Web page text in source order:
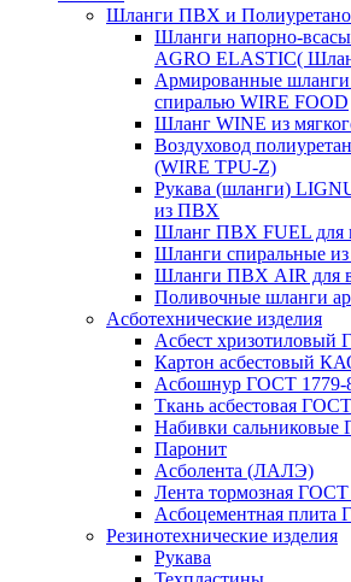
Шланги ПВХ и
Шланги напорно-
AGRO ELASTIC(
Армированные
спиралью WIRE FOOD
Шланг WINE из
Воздуховод
(WIRE TPU-Z)
Рукава (шланги)
из ПВХ
Шланг ПВХ FUEL для
Шланги спиральные
Шланги ПВХ AIR для
Поливочные шланги
Асботехнические изделия
Асбест хризотиловый
Картон aсбестовый
Асбошнур ГОСТ 1779-
Ткань асбестовая
Набивки сальниковые
Паронит
Асболента (ЛАЛЭ)
Лента тормозная ГОСТ
Асбоцементная плита
Резинотехнические изделия
Рукава